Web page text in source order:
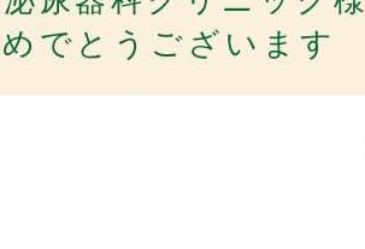
でとうございます